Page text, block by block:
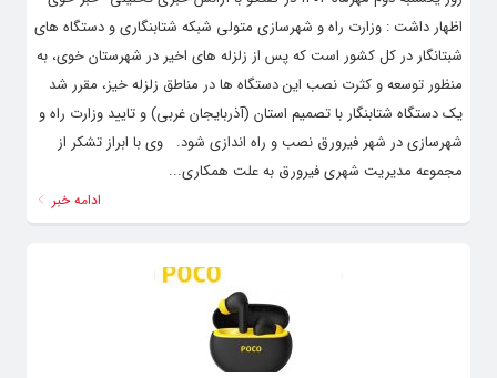
اظهار داشت : وزارت راه و شهرسازی متولی شبکه شتابنگاری و دستگاه های
شبتانگار در کل کشور است که پس از زلزله های اخیر در شهرستان خوی، به
منظور توسعه و کثرت نصب این دستگاه ها در مناطق زلزله خیز، مقرر شد
یک دستگاه شتابنگار با تصمیم استان (آذربایجان غربی) و تایید وزارت راه و
شهرسازی در شهر فیرورق نصب و راه اندازی شود. وی با ابراز تشکر از
مجموعه مدیریت شهری فیرورق به علت همکاری...
ادامه خبر